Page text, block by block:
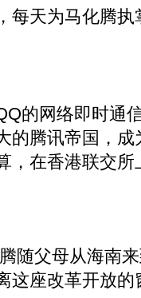
每天为马化腾
网络即时通
的腾讯帝国，
，在香港联交
父母从海南来
这座改革开放的